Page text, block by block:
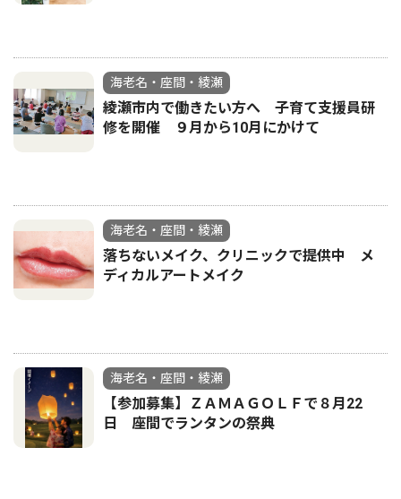
海老名・座間・綾瀬
綾瀬市内で働きたい方へ 子育て支援員研
修を開催 ９月から10月にかけて
海老名・座間・綾瀬
落ちないメイク、クリニックで提供中 メ
ディカルアートメイク
海老名・座間・綾瀬
【参加募集】ＺＡＭＡＧＯＬＦで８月22
日 座間でランタンの祭典